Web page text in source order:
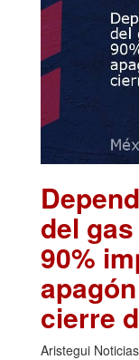
del
90%
cierre
Aristegui Noticias